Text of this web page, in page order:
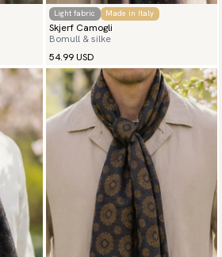
Light fabric Made in Italy
Skjerf Camogli
Bomull & silke
54.99 USD